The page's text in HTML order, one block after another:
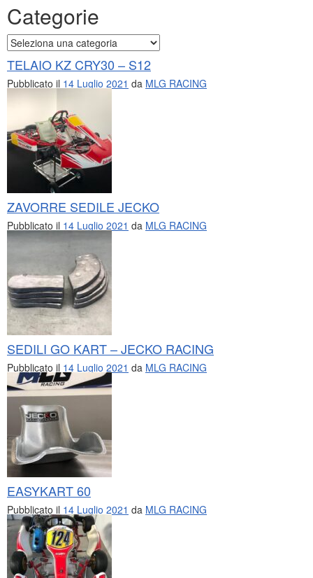
Categorie
Categorie
TELAIO KZ CRY30 – S12
Pubblicato il 14 Luglio 2021 da MLG RACING
ZAVORRE SEDILE JECKO
Pubblicato il 14 Luglio 2021 da MLG RACING
SEDILI GO KART – JECKO RACING
Pubblicato il 14 Luglio 2021 da MLG RACING
EASYKART 60
Pubblicato il 14 Luglio 2021 da MLG RACING